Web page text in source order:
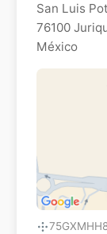
San Luis
76100
México